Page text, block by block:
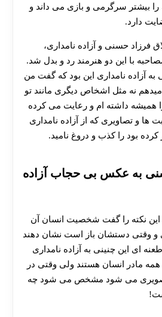
بیشتر سرگرمی و بازی می داند و
دارد.
فرزاد حسنی و آزاده نامداری،
با این دو هنرمند رد و بدل شد.
به آزاده نامداری این بود که گفت من
نه مثل اشخاص دیگری مانند تو
همیشه داشته ام و رعایت می کرده
ها و تصاویری که از آزاده نامداری
بود را کذب و دروغ نامید.
به عکس بی حجاب آزاده
این نکته را گفت شخصیت انسان آن
و وقتی دستشان باز است نشان دهند
ای این چنینی به آزاده نامداری
مادر انسان هستند ولی وقتی در
تصویری می شود مشخص می شود چه